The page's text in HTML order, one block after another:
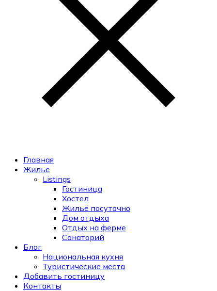
Главная
Жилье
Listings
Гостиница
Хостел
Жильё посуточно
Дом отдыха
Отдых на ферме
Санаторий
Блог
Национальная кухня
Туристические места
Добавить гостиницу
Контакты